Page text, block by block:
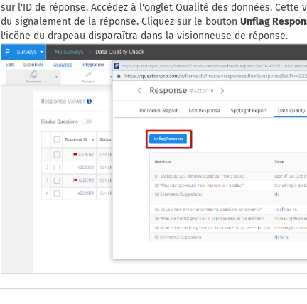
sur l'ID de réponse. Accédez à l'onglet Qualité des données.
du signalement de la réponse. Cliquez sur le bouton Unflag
l'icône du drapeau disparaîtra dans la visionneuse de réponse.